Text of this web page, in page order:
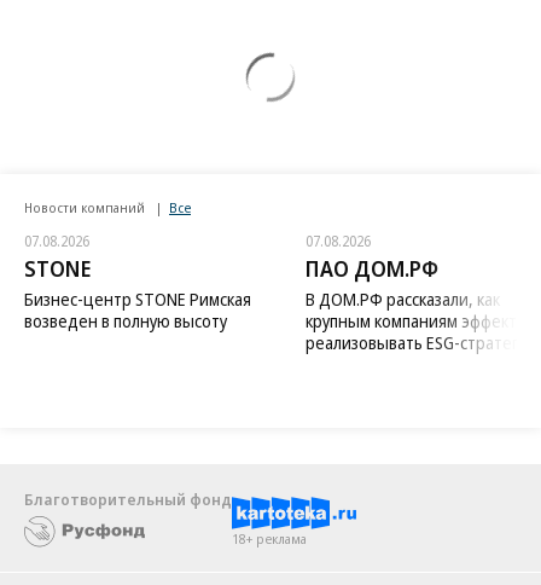
Новости компаний Все
07.08.2026
STONE
Бизнес-центр STONE Римская
возведен в полную высоту
07.08.2026
ПАО ДОМ.РФ
В ДОМ.РФ рассказали, как
крупным компаниям
реализовывать ESG-стратегию
Благотворительный фонд
18+ реклама